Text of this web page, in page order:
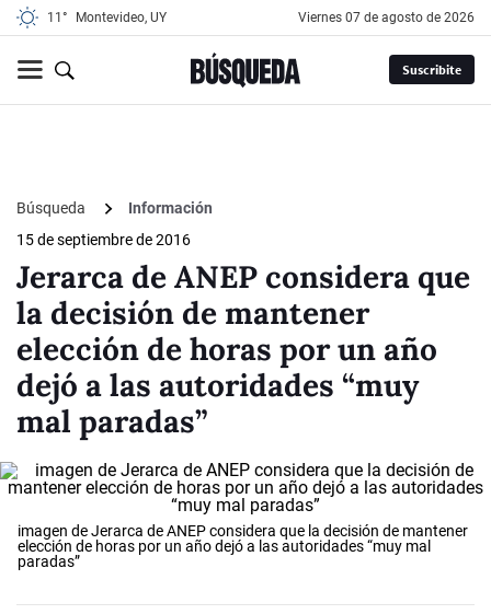
11° Montevideo, UY viernes 07 de agosto de 2026
Suscribite
Búsqueda
Información
15 de septiembre de 2016
Jerarca de ANEP considera que
la decisión de mantener
elección de horas por un año
dejó a las autoridades “muy
mal paradas”
imagen de Jerarca de ANEP considera que la decisión de mantener
elección de horas por un año dejó a las autoridades “muy mal
paradas”